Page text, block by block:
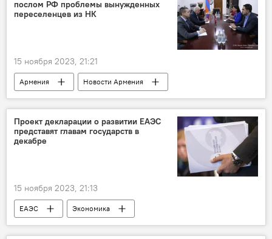
перекресток
мир
послом РФ проблемы вынужденных
переселенцев из НК
15 ноября 2023, 21:21
Армения
Новости Армения
Политика
Общество
Вынужденные переселенцы
омбудсмен
Проект декларации о развитии ЕАЭС
представят главам государств в
декабре
15 ноября 2023, 21:13
ЕАЭС
Экономика
Евразийская интеграция